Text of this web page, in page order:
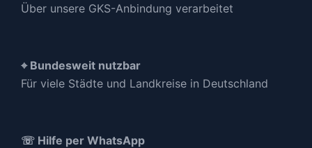
Über unsere GKS-Anbindung verarbeitet
⌖ Bundesweit nutzbar
Für viele Städte und Landkreise in Deutschland
☏ Hilfe per WhatsApp